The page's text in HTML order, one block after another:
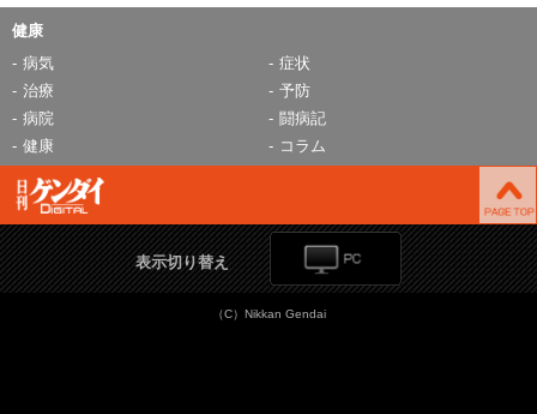
健康
病気
症状
治療
予防
病院
闘病記
健康
コラム
表示切り替え
（C）Nikkan Gendai